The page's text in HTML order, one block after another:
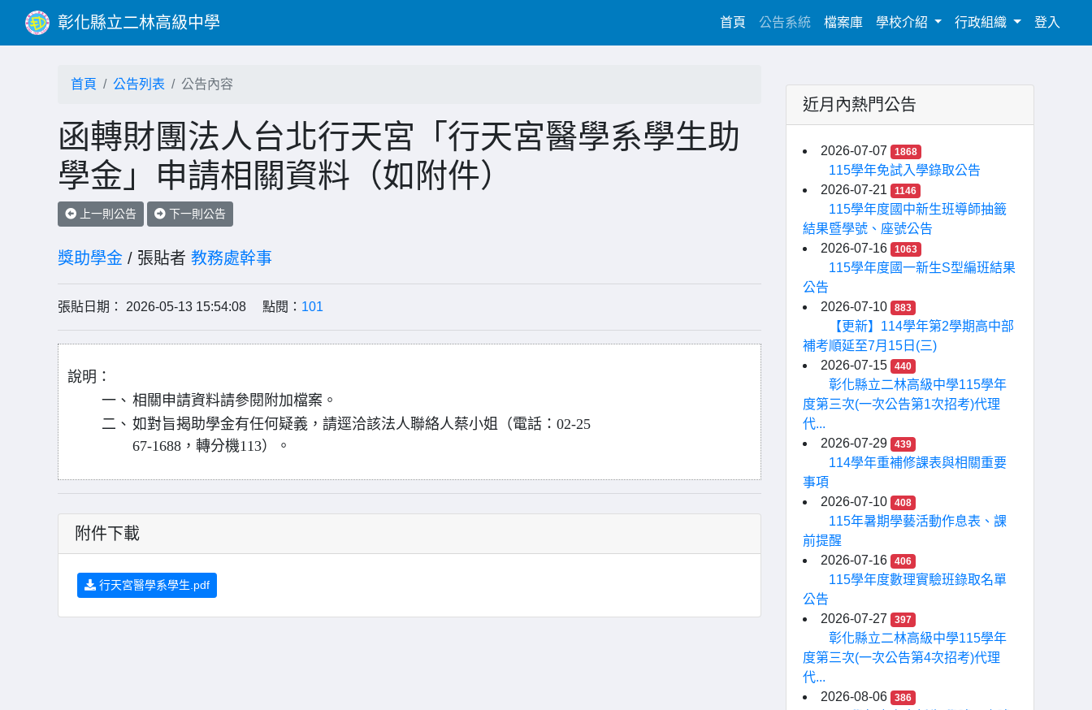
彰化縣立二林高級中學 首頁(current)
公告系統 檔案庫 學校介紹 行政組織 登入
首頁 公告列表 公告內容
函轉財團法人台北行天宮「行天宮醫學系學生助
學金」申請相關資料（如附件）
上一則公告 下一則公告
獎助學金 / 張貼者 教務處幹事
張貼日期： 2026-05-13 15:54:08 點閱： 101
說明：
一、 相關申請資料請參閱附加檔案。
二、 如對旨揭助學金有任何疑義，請逕洽該法人聯絡人蔡小姐（電話：02-25
67-1688，轉分機113）。
附件下載
行天宮醫學系學生.pdf
近月內熱門公告
2026-07-07 1868
115學年免試入學錄取公告
2026-07-21
1146
115學年度國中新生班導師抽籤
結果暨學號、座號公告
2026-07-16
1063
115學年度國一新生S型編班結果
公告
2026-07-10
883
【更新】114學年第2學期高中部
補考順延至7月15日(三)
2026-07-15
440
彰化縣立二林高級中學115學年
度第三次(一次公告第1次招考)代理
代...
2026-07-29
439
114學年重補修課表與相關重要
事項
2026-07-10
408
115年暑期學藝活動作息表、課
前提醒
2026-07-16
406
115學年度數理實驗班錄取名單
公告
2026-07-27
397
彰化縣立二林高級中學115學年
度第三次(一次公告第4次招考)代理
代...
2026-08-06
386